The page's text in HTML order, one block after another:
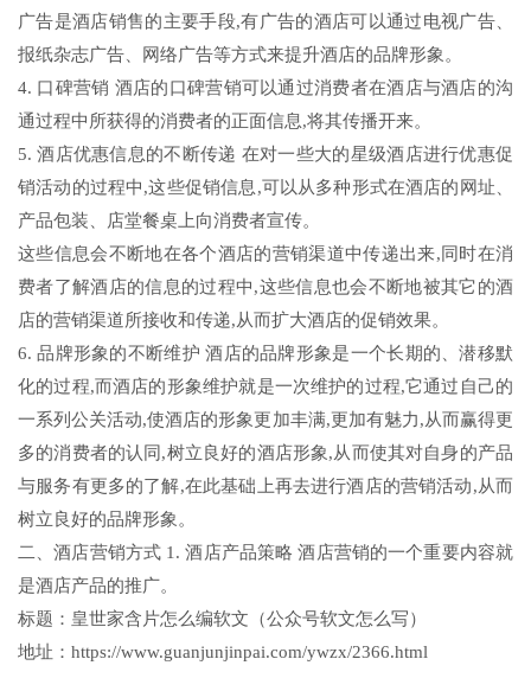
广告是酒店销售的主要手段,有广告的酒店可以通过电视广告、
报纸杂志广告、网络广告等方式来提升酒店的品牌形象。
4. 口碑营销 酒店的口碑营销可以通过消费者在酒店与酒店的沟
通过程中所获得的消费者的正面信息,将其传播开来。
5. 酒店优惠信息的不断传递 在对一些大的星级酒店进行优惠促
销活动的过程中,这些促销信息,可以从多种形式在酒店的网址、
产品包装、店堂餐桌上向消费者宣传。
这些信息会不断地在各个酒店的营销渠道中传递出来,同时在消
费者了解酒店的信息的过程中,这些信息也会不断地被其它的酒
店的营销渠道所接收和传递,从而扩大酒店的促销效果。
6. 品牌形象的不断维护 酒店的品牌形象是一个长期的、潜移默
化的过程,而酒店的形象维护就是一次维护的过程,它通过自己的
一系列公关活动,使酒店的形象更加丰满,更加有魅力,从而赢得更
多的消费者的认同,树立良好的酒店形象,从而使其对自身的产品
与服务有更多的了解,在此基础上再去进行酒店的营销活动,从而
树立良好的品牌形象。
二、酒店营销方式 1. 酒店产品策略 酒店营销的一个重要内容就
是酒店产品的推广。
标题：皇世家含片怎么编软文（公众号软文怎么写）
地址：https://www.guanjunjinpai.com/ywzx/2366.html